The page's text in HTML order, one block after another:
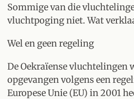
Sommige van die
vluchtpoging niet. Wat
Wel en geen regeling
De Oekraïense vluchtelingen
opgevangen volgens een
Europese Unie (EU) in 2001